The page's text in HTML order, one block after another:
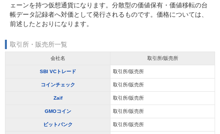
ェーンを持つ仮想通貨になります。分散型の価値保有・価値移転の台
帳データ記録者へ対価として発行されるものです。価格については、
前述したとおりになります。
取引所・販売所一覧
会社名 取引所/販売所
SBI VCトレード 取引所/販売所
コインチェック 取引所/販売所
Zaif 取引所/販売所
GMOコイン 取引所/販売所
ビットバンク 取引所/販売所